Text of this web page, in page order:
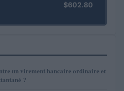
$602.80
un virement bancaire ordinaire et
?